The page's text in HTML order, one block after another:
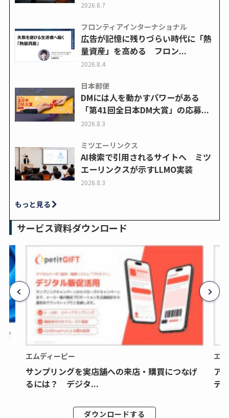
2026.8.7
フロンティアインターナショナル
広告が記憶に残りづらい時代に「熱
量資産」を高める フロン...
2026.8.4
日本郵便
DMには人を動かすパワーがある
「第41回全日本DM大賞」の応募...
2026.8.3
ミツエーリンクス
AI検索で引用されるサイトへ ミツ
エーリンクスが示すLLMO実装
2026.8.3
もっと見る
サービス資料ダウンロード
エムディーピー
サンプリングを実店舗への来店・購買につなげ
るには？ デジタ...
ダウンロードする
エ
ア
デ